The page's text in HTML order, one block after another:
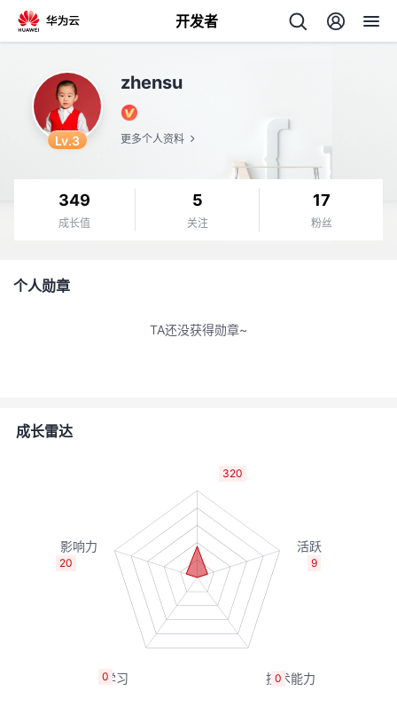
开发者
者
Lv.3
zhensu
更多个人资料
349
成长值
5
关注
17
粉丝
个人勋章
TA还没获得勋章~
成长雷达
320
9
0
0
20